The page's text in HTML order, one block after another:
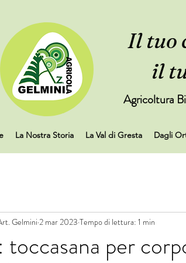
Il tuo
il
Agricoltura
La Nostra Storia La Val di Gresta Dagli
toccasana per
Gelmini2 mar 2023 Tempo di lettura: 1 min